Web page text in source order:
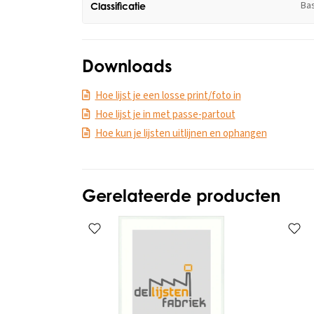
Classificatie
Downloads
Hoe lijst je een losse print/foto in
Hoe lijst je in met passe-partout
Hoe kun je lijsten uitlijnen en ophangen
Gerelateerde producten